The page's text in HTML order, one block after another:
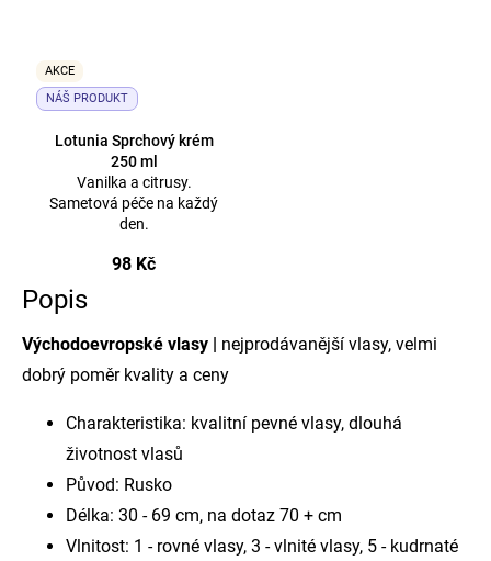
AKCE
NÁŠ PRODUKT
Lotunia Sprchový krém
250 ml
Vanilka a citrusy.
Sametová péče na každý
den.
98 Kč
Popis
Východoevropské vlasy | nejprodávanější vlasy, velmi
dobrý poměr kvality a ceny
Charakteristika: kvalitní pevné vlasy, dlouhá
životnost vlasů
Původ: Rusko
Délka: 30 - 69 cm, na dotaz 70 + cm
Vlnitost: 1 - rovné vlasy, 3 - vlnité vlasy, 5 - kudrnaté